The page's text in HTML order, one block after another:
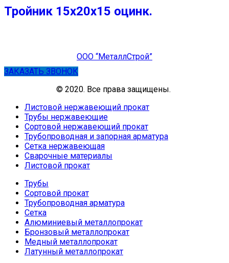
Тройник 15х20х15 оцинк.
ООО “МеталлСтрой”
ЗАКАЗАТЬ ЗВОНОК
© 2020. Все права защищены.
Листовой нержавеющий прокат
Трубы нержавеющие
Сортовой нержавеющий прокат
Трубопроводная и запорная арматура
Сетка нержавеющая
Сварочные материалы
Листовой прокат
Трубы
Сортовой прокат
Трубопроводная арматура
Сетка
Алюминиевый металлопрокат
Бронзовый металлопрокат
Медный металлопрокат
Латунный металлопрокат